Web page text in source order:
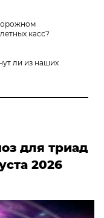
касс?
ли из наших
для триад
2026